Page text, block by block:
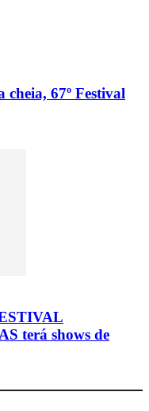
cheia, 67º Festival
terá shows de